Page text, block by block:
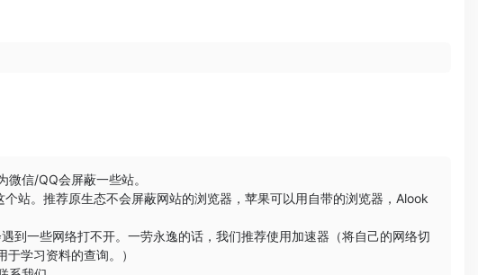
信/QQ会屏蔽一些站。
站。推荐原生态不会屏蔽网站的浏览器，苹果可以用自带的浏览器， Alook
到一些网络打不开。一劳永逸的话，我们推荐使用加速器（将自己的网络切
学习资料的查询。）